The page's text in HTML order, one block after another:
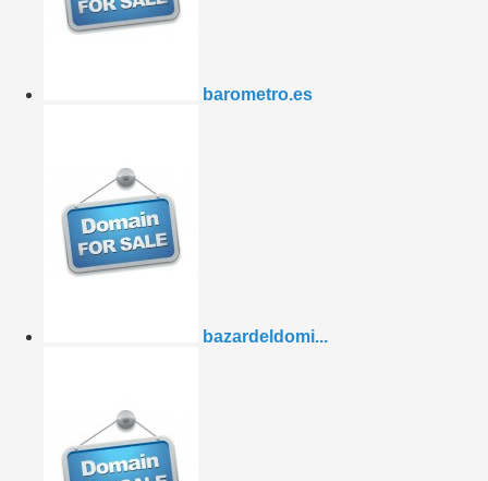
barometro.es
bazardeldomi...